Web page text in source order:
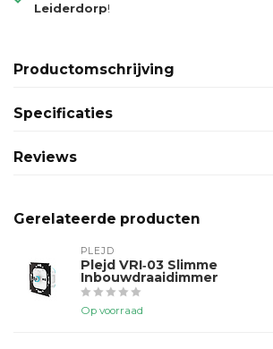
Leiderdorp!
Productomschrijving
Specificaties
Reviews
Gerelateerde producten
PLEJD
Plejd VRI‑03 Slimme
Inbouwdraaidimmer
Op voorraad